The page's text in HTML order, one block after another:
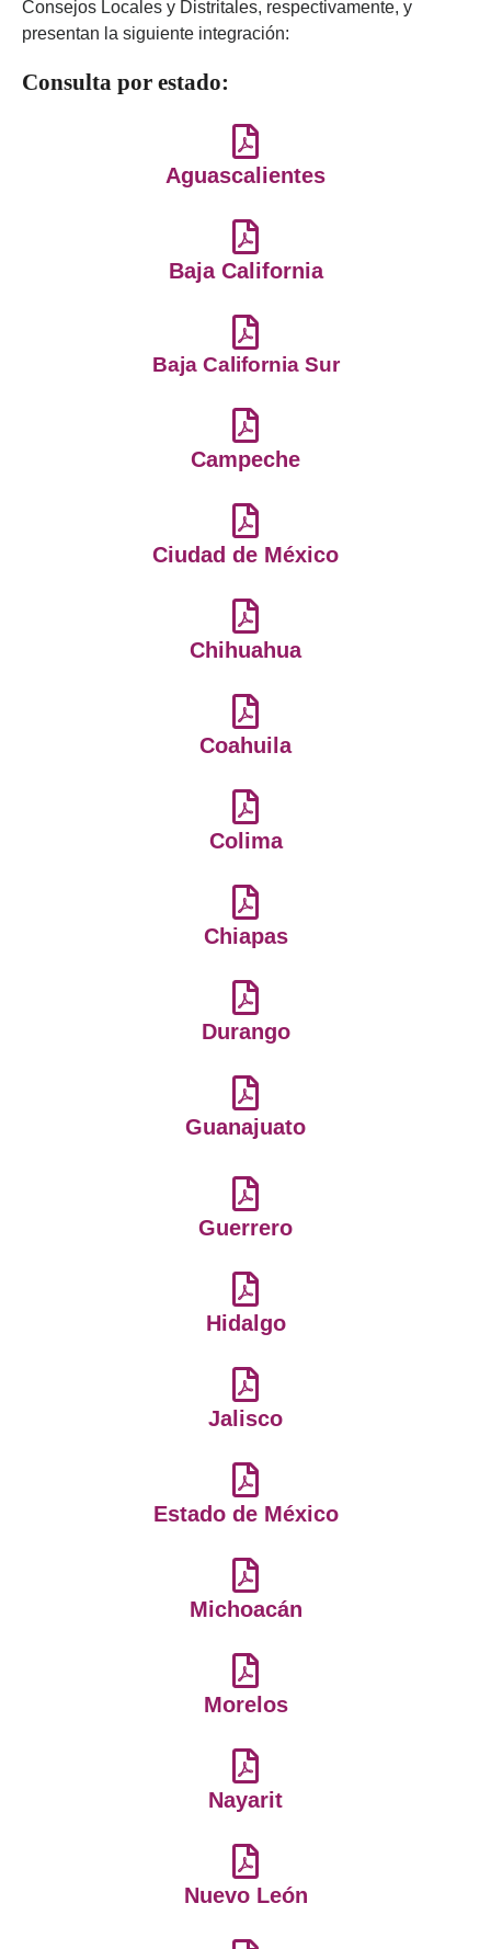
Consejos Locales y Distritales, respectivamente, y
presentan la siguiente integración:
Consulta por estado:
Aguascalientes
Baja California
Baja California Sur
Campeche
Ciudad de México
Chihuahua
Coahuila
Colima
Chiapas
Durango
Guanajuato
Guerrero
Hidalgo
Jalisco
Estado de México
Michoacán
Morelos
Nayarit
Nuevo León